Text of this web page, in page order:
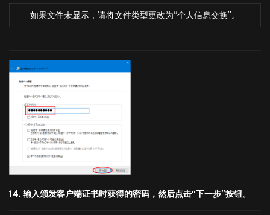
如果文件未显示，请将文件类型更改为“个人信息交换”。
14. 输入颁发客户端证书时获得的密码，然后点击“下一步”按钮。